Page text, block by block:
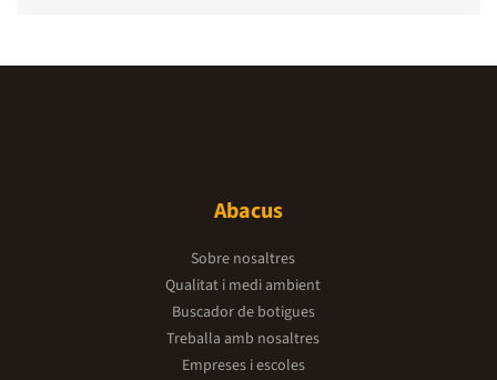
Abacus
Sobre nosaltres
Qualitat i medi ambient
Buscador de botigues
Treballa amb nosaltres
Empreses i escoles